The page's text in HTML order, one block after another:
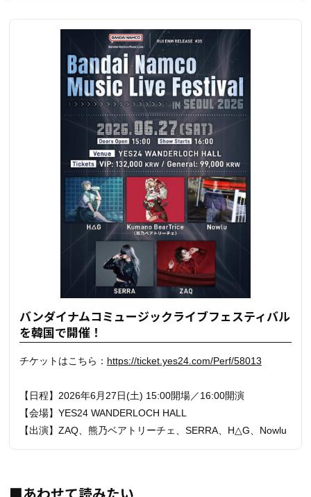
バンダイナムコミュージックライブフェスティバル
を韓国で開催！
チケットはこちら： https://ticket.yes24.com/Perf/58013
【日程】2026年6月27日(土) 15:00開場／16:00開演
【会場】YES24 WANDERLOCH HALL
【出演】ZAQ、熊乃ベアトリーチェ、SERRA、H△G、Nowlu